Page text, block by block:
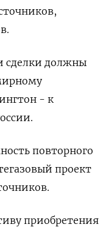
сделки должны
- к
повторного
проект
приобретения